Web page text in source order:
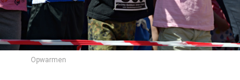
Opwarmen